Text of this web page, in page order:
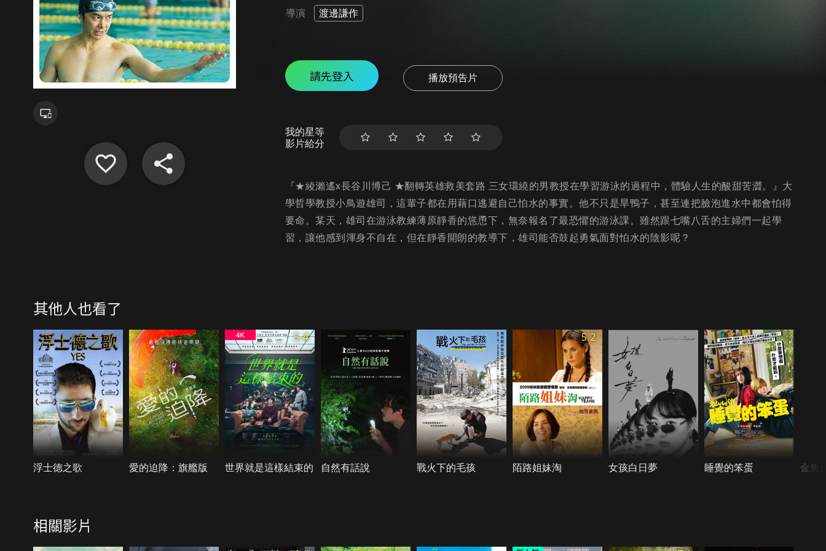
導演 渡邊謙作
請先登入 播放預告片
我的星等
影片給分
『★綾瀨遙x長谷川博己 ★翻轉英雄救美套路 三女環繞的男教授在學習游泳的過程中，體驗人生的酸甜苦澀。』大
學哲學教授小鳥遊雄司，這輩子都在用藉口逃避自己怕水的事實。他不只是旱鴨子，甚至連把臉泡進水中都會怕得
要命。某天，雄司在游泳教練薄原靜香的慫恿下，無奈報名了最恐懼的游泳課。雖然跟七嘴八舌的主婦們一起學
習，讓他感到渾身不自在，但在靜香開朗的教導下，雄司能否鼓起勇氣面對怕水的陰影呢？
其他人也看了
浮士德之歌 愛的迫降：旗艦版
5.4
世界就是這樣結束的 自然有話說 戰火下的毛孩
5.2
陌路姐妹淘 女孩白日夢 睡覺的笨蛋 金魚
相關影片